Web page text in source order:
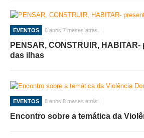
EVENTOS 8 anos 7 meses atrás
PENSAR, CONSTRUIR,
das ilhas
EVENTOS 8 anos 8 meses atrás
Encontro sobre a temática da